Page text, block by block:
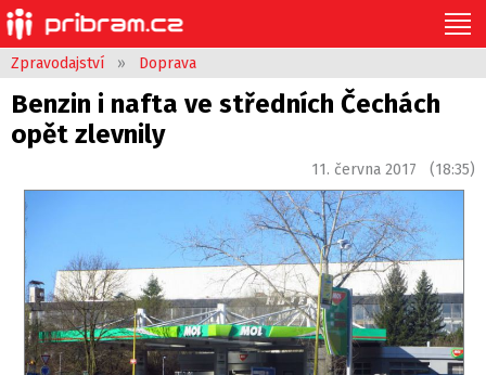
Zpravodajství » Doprava
Benzin i nafta ve středních Čechách
opět zlevnily
11. června 2017 (18:35)